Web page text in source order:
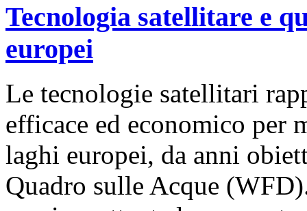
Tecnologia satellitare e
europei
Le tecnologie satellitari
efficace ed economico per
laghi europei, da anni
Quadro sulle Acque